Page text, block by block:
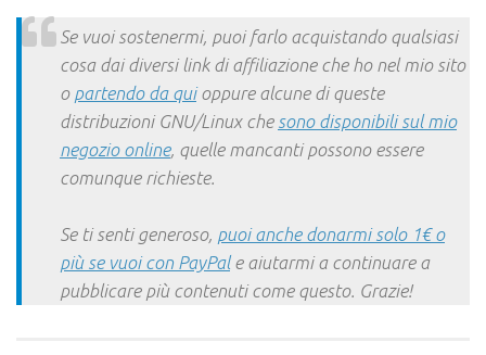
Se vuoi sostenermi, puoi farlo acquistando qualsiasi
cosa dai diversi link di affiliazione che ho nel mio sito
o partendo da quioppure alcune di queste
distribuzioni GNU/Linux che sono disponibili sul mio
negozio online, quelle mancanti possono essere
comunque richieste.
Se ti senti generoso, puoi anche donarmi solo 1€ o
più se vuoi con PayPale aiutarmi a continuare a
pubblicare più contenuti come questo. Grazie!